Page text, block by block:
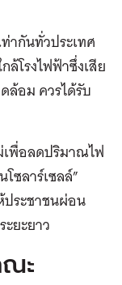
ากันทั่วประเทศ
โรงไฟฟ้าซึ่งเสีย
อม ควรได้รับ
เพื่อลดปริมาณไฟ
ซลาร์เซลล์”
ระชาชนผ่อน
ยะยาว
ะ